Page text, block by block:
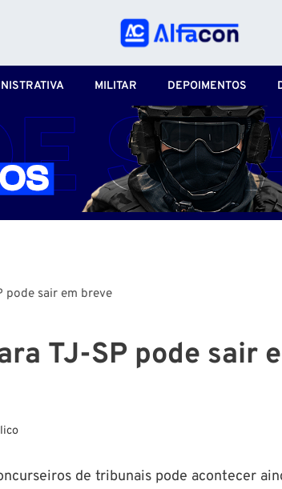
MILITAR DEPOIMENTOS
pode sair em breve
TJ-SP pode sair
de tribunais pode acontecer